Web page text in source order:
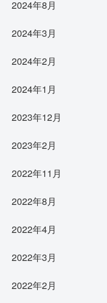
2024年8月
2024年3月
2024年2月
2024年1月
2023年12月
2023年2月
2022年11月
2022年8月
2022年4月
2022年3月
2022年2月